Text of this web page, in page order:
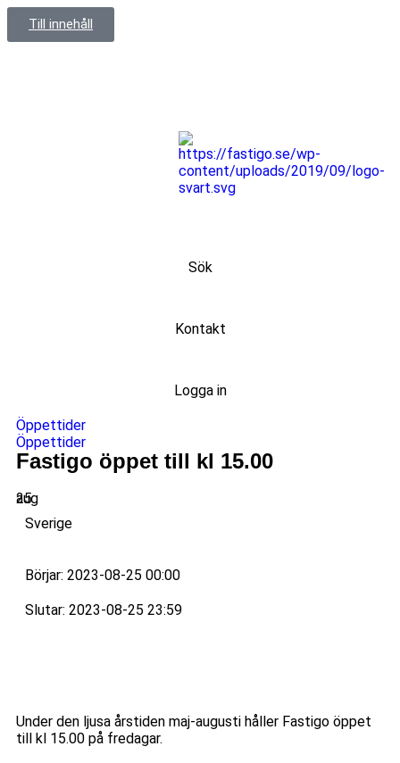
Till innehåll
Sök
Kontakt
Logga in
Öppettider
Öppettider
Fastigo öppet till kl 15.00
25
aug
Sverige
Börjar: 2023-08-25 00:00
Slutar: 2023-08-25 23:59
Under den ljusa årstiden maj-augusti håller Fastigo öppet
till kl 15.00 på fredagar.